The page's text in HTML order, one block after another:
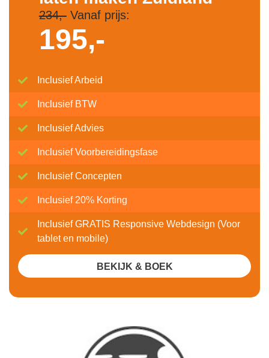
234,-Vanaf prijs:
195,-
Inclusief Arbeid
Inclusief BTW
Inclusief Advies
Inclusief Voorbereidingsfase
Inclusief Concepten
Inclusief 20% Korting
Inclusief GRATIS Responsive Webdesign (Voor
tablet en mobile)
BEKIJK & BOEK